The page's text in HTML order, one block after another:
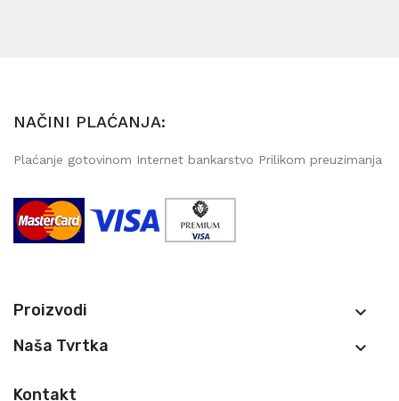
NAČINI PLAĆANJA:
Plaćanje gotovinom Internet bankarstvo Prilikom preuzimanja
Proizvodi 
Naša Tvrtka 
Kontakt